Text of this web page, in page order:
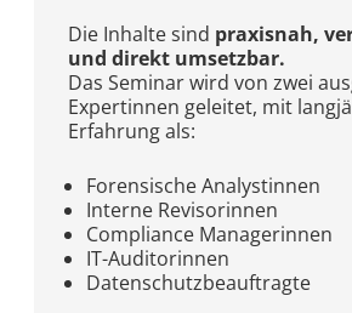
Die Inhalte sind praxisnah,
und direkt umsetzbar.
Das Seminar wird von zwei
Expertinnen geleitet, mit
Erfahrung als:
Forensische Analystinnen
Interne Revisorinnen
Compliance Managerinnen
IT-Auditorinnen
Datenschutzbeauftragte